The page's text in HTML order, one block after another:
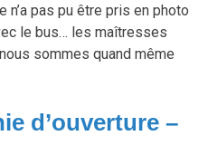
n’a pas pu être pris en photo
le bus… les maîtresses
sommes quand même
d’ouverture –